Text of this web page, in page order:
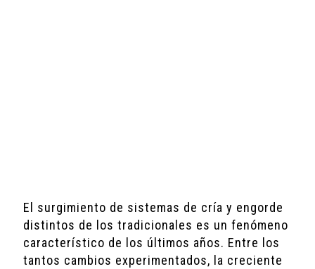
El surgimiento de sistemas de cría y engorde
distintos de los tradicionales es un fenómeno
característico de los últimos años. Entre los
tantos cambios experimentados, la creciente